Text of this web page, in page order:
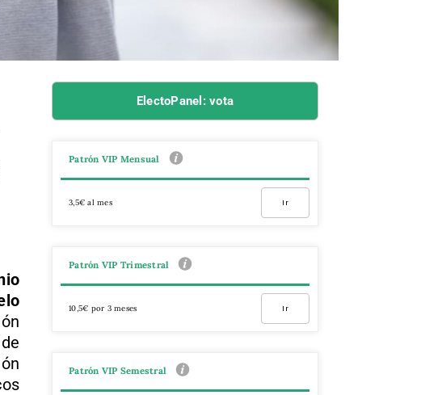
ElectoPanel: vota
Patrón VIP Mensual
3,5€ al mes Ir
Patrón VIP Trimestral
10,5€ por 3 meses Ir
Patrón VIP Semestral